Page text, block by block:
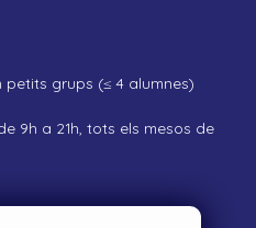
petits grups (≤ 4 alumnes)
9h a 21h, tots els mesos de